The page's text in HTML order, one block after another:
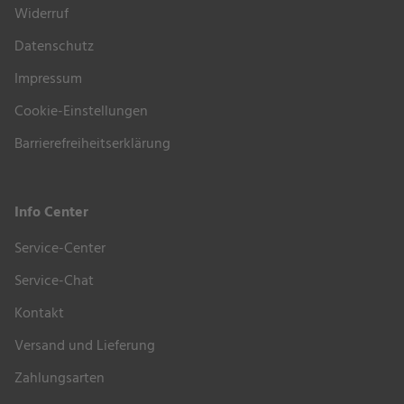
Entlang einer gebogenen Schiene lassen sich die
beidenVerlängerungsplatten
bringen und bei Nichtgebrauch praktisch und sicher
Bitte beachten Sie, dass das Video die Tischgestell-
Widerruf
Datenschutz
Impressum
Cookie-Einstellungen
Barrierefreiheitserklärung
Info Center
Service-Center
Service-Chat
Kontakt
Versand und Lieferung
Zahlungsarten